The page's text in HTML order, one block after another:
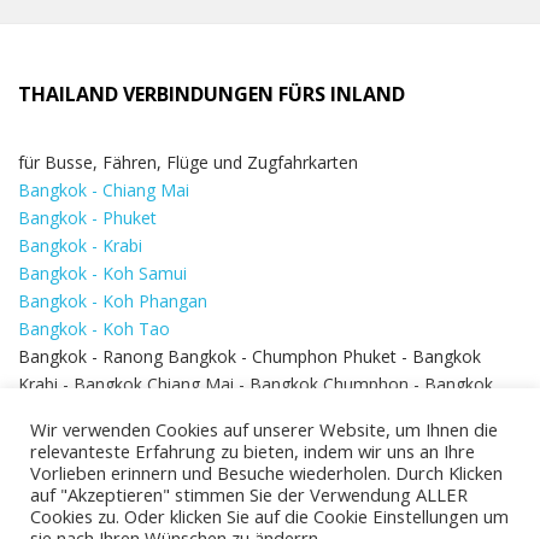
THAILAND VERBINDUNGEN FÜRS INLAND
für Busse, Fähren, Flüge und Zugfahrkarten
Bangkok - Chiang Mai
Bangkok - Phuket
Bangkok - Krabi
Bangkok - Koh Samui
Bangkok - Koh Phangan
Bangkok - Koh Tao
Bangkok - Ranong Bangkok - Chumphon Phuket - Bangkok
Krabi - Bangkok Chiang Mai - Bangkok Chumphon - Bangkok
Bangkok - Hua Hin
Wir verwenden Cookies auf unserer Website, um Ihnen die
relevanteste Erfahrung zu bieten, indem wir uns an Ihre
Vorlieben erinnern und Besuche wiederholen. Durch Klicken
auf "Akzeptieren" stimmen Sie der Verwendung ALLER
Cookies zu. Oder klicken Sie auf die Cookie Einstellungen um